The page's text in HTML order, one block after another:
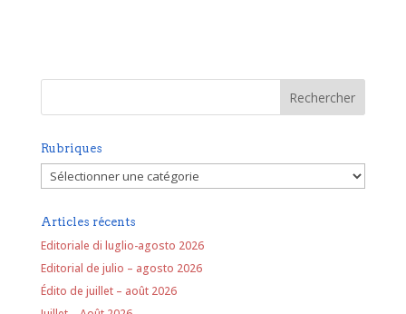
Rubriques
Rubriques
Articles récents
Editoriale di luglio-agosto 2026
Editorial de julio – agosto 2026
Édito de juillet – août 2026